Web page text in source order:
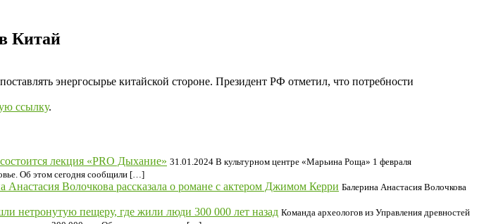
Китай
энергосырье китайской стороне. Президент РФ отметил, что потребности
ссылку.
лекция «PRO Дыхание» 31.01.2024 В культурном центре «Марьина Роща» 1 февраля
Об этом сегодня сообщили […]
Анастасия Волочкова рассказала о романе с актером Джимом Керри Балерина Анастасия Волочкова
нетронутую пещеру, где жили люди 300 000 лет назад Команда археологов из Управления древностей